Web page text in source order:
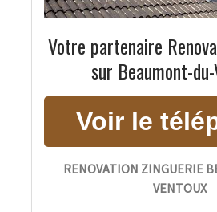
Votre partenaire
sur Beaumont-
RENOVATION ZINGUERIE
VENTOUX